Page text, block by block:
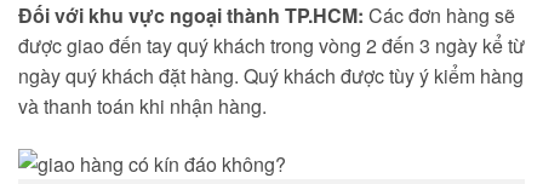
Đối với khu vực ngoại thành TP.HCM: Các đơn hàng sẽ
được giao đến tay quý khách trong vòng 2 đến 3 ngày kể từ
ngày quý khách đặt hàng. Quý khách được tùy ý kiểm hàng
và thanh toán khi nhận hàng.